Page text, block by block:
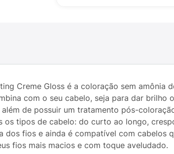
Creme Gloss é a coloração sem amônia
com o seu cabelo, seja para dar brilho
de possuir um tratamento pós-
tipos de cabelo: do curto ao longo,
fios e ainda é compatível com cabelos
fios mais macios e com toque aveludado.